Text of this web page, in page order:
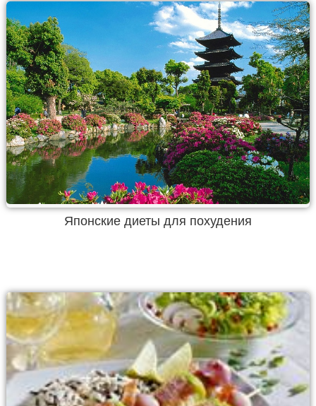
Японские диеты для похудения